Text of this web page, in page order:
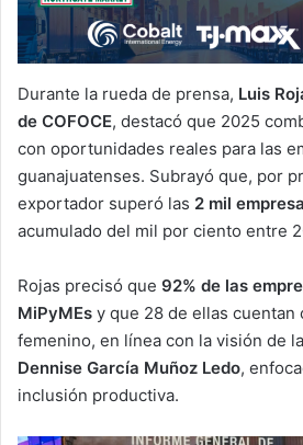
Durante la rueda de prensa, Luis
de COFOCE, destacó que 2025
con oportunidades reales para las
guanajuatenses. Subrayó que, por
exportador superó las 2 mil
acumulado del mil por ciento entre
Rojas precisó que 92% de las
MiPyMEs y que 28 de ellas cuentan
femenino, en línea con la visión de
Dennise García Muñoz Ledo,
inclusión productiva.